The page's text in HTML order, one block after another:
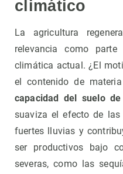
climático
La agricultura
relevancia como
climática actual. ¿El
el contenido de
capacidad del suelo
suaviza el efecto de
fuertes lluvias y
ser productivos bajo
severas, como las